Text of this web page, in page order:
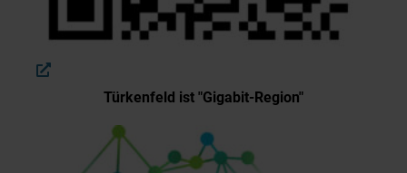
Türkenfeld ist "Gigabit-Region"